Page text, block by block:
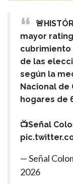
mayor
cubrimiento
de las
según la
Nacional de
hogares de
📺Señal
— Señal
2026